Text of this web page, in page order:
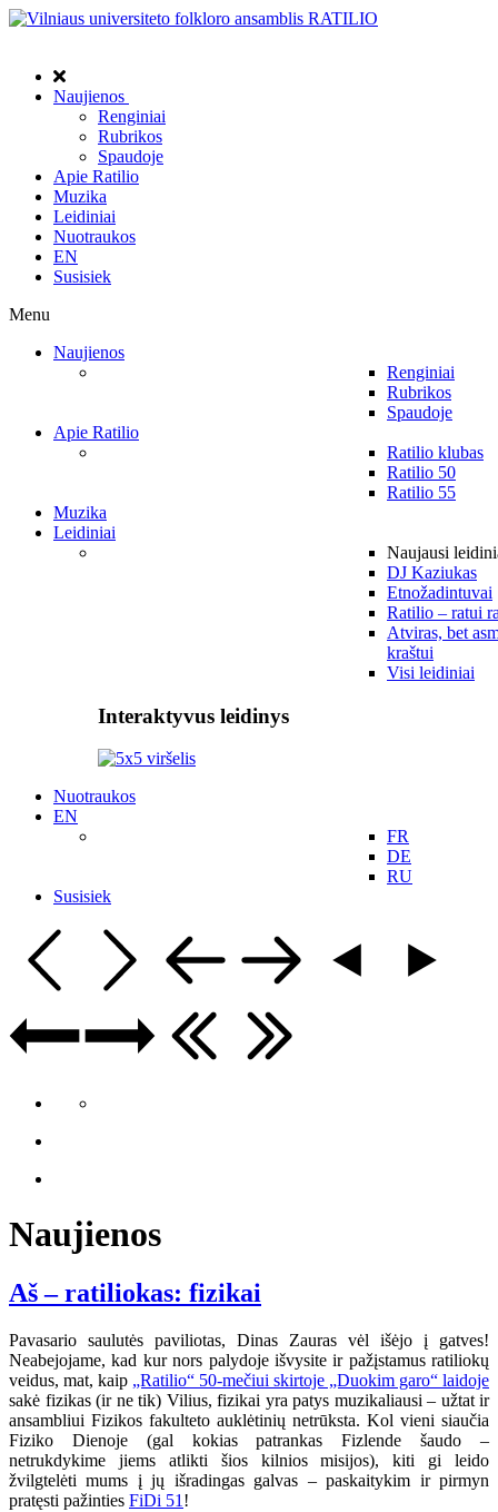
Naujienos
Renginiai
Rubrikos
Spaudoje
Apie Ratilio
Muzika
Leidiniai
Nuotraukos
EN
Susisiek
Menu
Naujienos
Renginiai
Rubrikos
Spaudoje
Apie Ratilio
Ratilio klubas
Ratilio 50
Ratilio 55
Muzika
Leidiniai
Naujausi
DJ Kaziukas
Etnožadintuvai
Ratilio – ratui
Atviras, bet
kraštui
Visi leidiniai
Interaktyvus leidinys
Nuotraukos
EN
FR
DE
RU
Susisiek
Naujienos
Aš – ratiliokas: fizikai
Pavasario saulutės paviliotas, Dinas Zauras vėl išėjo į gatves!
Neabejojame, kad kur nors palydoje išvysite ir pažįstamus ratiliokų
veidus, mat, kaip „Ratilio“ 50-mečiui skirtoje „Duokim garo“ laidoje
sakė fizikas (ir ne tik) Vilius, fizikai yra patys muzikaliausi – užtat ir
ansambliui Fizikos fakulteto auklėtinių netrūksta. Kol vieni siaučia
Fiziko Dienoje (gal kokias patrankas Fizlende šaudo –
netrukdykime jiems atlikti šios kilnios misijos), kiti gi leido
žvilgtelėti mums į jų išradingas galvas – paskaitykim ir pirmyn
pratęsti pažinties FiDi 51 !